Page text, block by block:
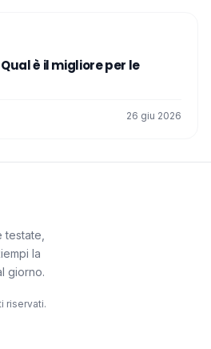
è il migliore per le
26 giu 2026
la
giorno.
riservati.